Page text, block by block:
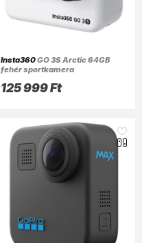
Insta360GO 3S Arctic 64GB
fehér sportkamera
125 999 Ft